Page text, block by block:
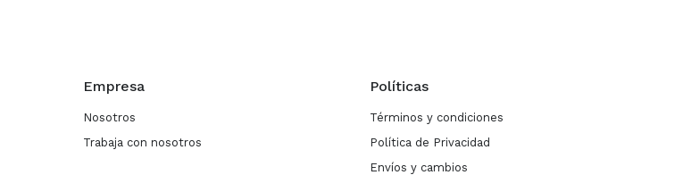
Empresa
Nosotros
Trabaja con nosotros
Políticas
Términos y condiciones
Política de Privacidad
Envíos y cambios